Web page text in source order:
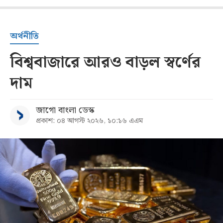
অর্থনীতি
বিশ্ববাজারে আরও বাড়ল স্বর্ণের
দাম
জাগো বাংলা ডেস্ক
প্রকাশ: ০৪ আগস্ট ২০২৬, ১০:১৬ এএম